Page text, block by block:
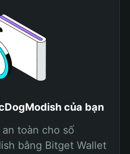
của bạn
toàn cho số
bằng Bitget Wallet